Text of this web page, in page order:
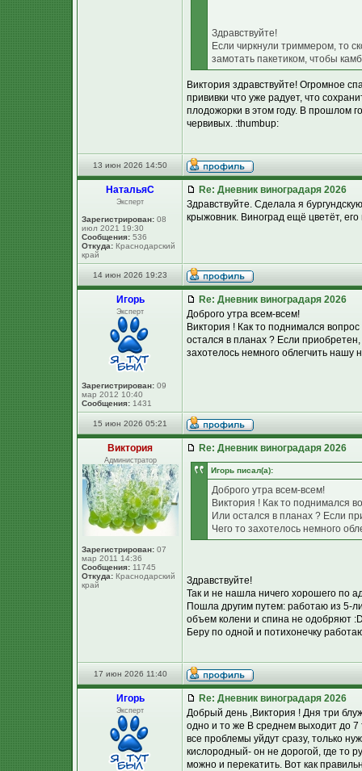
Здравствуйте!
Если чиркнули триммером, то
замотать пакетиком, чтобы
Виктория здравствуйте! Огромное
прививки что уже радует, что
плодожорки в этом году. В прошлом
червивых. :thumbup:
13 июн 2026 14:50
НатальяС
Эксперт
Зарегистрирован: 08
июл 2021 19:30
Сообщения: 536
Откуда: Краснодарский
край
Re: Дневник виноградаря 2026
Здравствуйте. Сделала я
крыжовник. Виноград ещё цветёт,
14 июн 2026 19:23
Игорь
Эксперт
Зарегистрирован: 09
мар 2012 10:40
Сообщения: 1431
Re: Дневник виноградаря 2026
Доброго утра всем-всем!
Виктория ! Как то поднимался
остался в планах ? Если
захотелось немного облегчить нашу
15 июн 2026 05:21
Виктория
Администратор
Зарегистрирован: 07
мар 2011 14:36
Сообщения: 11745
Откуда: Краснодарский
край
Re: Дневник виноградаря 2026
Игорь писал(а):
Доброго утра всем-всем!
Виктория ! Как то поднимался
Или остался в планах ? Если
Чего то захотелось немного
Здравствуйте!
Так и не нашла ничего хорошего по
Пошла другим путем: работаю из 5-
объем колени и спина не одобряют
Беру по одной и потихонечку
17 июн 2026 11:40
Игорь
Эксперт
Re: Дневник виноградаря 2026
Добрый день ,Виктория ! Дня три
одно и то же В среднем выходит до 7
все проблемы уйдут сразу, только
кислородный- он не дорогой, где то
можно и перекатить. Вот как